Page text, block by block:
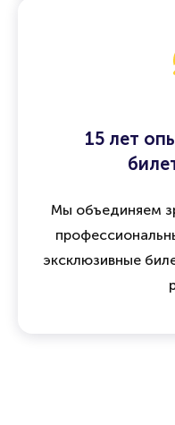
15 лет
Мы объединяем
эксклюзивные